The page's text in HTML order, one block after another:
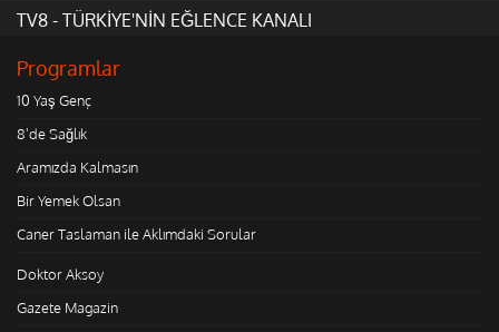
TV8 - TÜRKİYE'NİN EĞLENCE KANALI
Programlar
10 Yaş Genç
8'de Sağlık
Aramızda Kalmasın
Bir Yemek Olsan
Caner Taslaman ile Aklımdaki Sorular
Doktor Aksoy
Gazete Magazin